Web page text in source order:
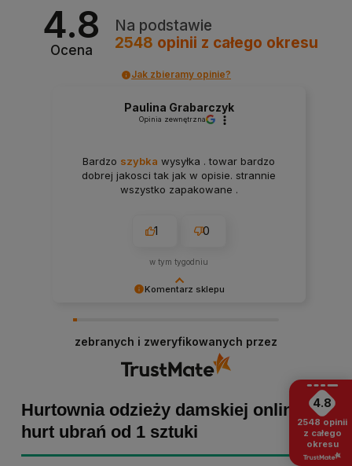
4.8
Ocena
Na podstawie
2548 opinii z całego okresu
Jak zbieramy opinie?
Komentarz sklepu
skrzydeł, dlatego tym bardziej cieszymy się, że
zakup przebiegł pomyślnie. Obiecujemy
utrzymać dobrą passę - zapraszamy ponownie! :)
Paulina Grabarczyk
Opinia zewnętrzna
Bardzo szybka wysyłka . towar bardzo
dobrej jakosci tak jak w opisie. strannie
wszystko zapakowane .
1 0
w tym tygodniu
zebranych i zweryfikowanych przez
Hurtownia odzieży damskiej online -
hurt ubrań od 1 sztuki
4.8
2548 opinii
z całego
okresu